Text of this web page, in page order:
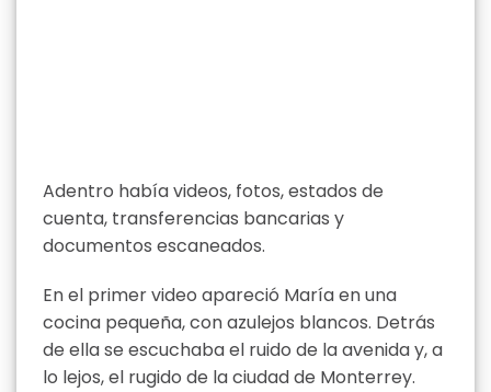
Adentro había videos, fotos, estados de
cuenta, transferencias bancarias y
documentos escaneados.
En el primer video apareció María en una
cocina pequeña, con azulejos blancos. Detrás
de ella se escuchaba el ruido de la avenida y, a
lo lejos, el rugido de la ciudad de Monterrey.